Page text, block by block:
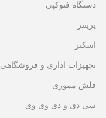
دستگاه فتوکپی
پرینتر
اسکنر
تجهیزات اداری و فروشگاهی
فلش مموری
سی دی و دی وی وی